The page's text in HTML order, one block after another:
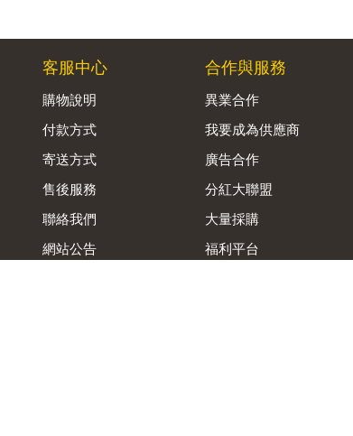
客服中心
購物說明
付款方式
寄送方式
售後服務
聯絡我們
網站公告
合作與服務
異業合作
我要成為供應商
廣告合作
分紅大聯盟
大量採購
福利平台